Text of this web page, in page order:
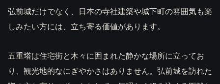
弘前城だけでなく、日本の寺社建築や城下町の雰囲気も楽
しみたい方には、立ち寄る価値があります。
五重塔は住宅街と木々に囲まれた静かな場所に立ってお
り、観光地的なにぎやかさはありません。弘前城を訪れた